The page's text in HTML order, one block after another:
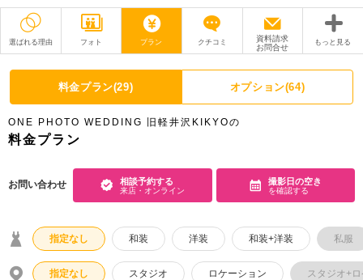
選ばれる理由 フォト プラン クチコミ
資料請求
お問合せ
もっと見る
撮影レポート フォトグラファー
衣装 ムービー
オプション
アクセス/TEL スタジオトップ
こだわりポイント
料金プラン(29) オプション(64)
ONE PHOTO WEDDING 旧軽井沢KIKYOの
料金プラン
お問い合わせ 相談予約する
来店・オンライン
撮影日の空き
を確認する
指定なし 和装 洋装 和装+洋装 私服
指定なし スタジオ ロケーション スタジオ+